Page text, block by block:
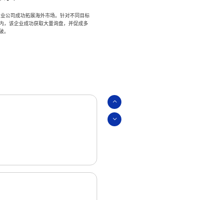
公司成功拓展海外市场。针对不同目标
，该企业成功获取大量询盘，并促成多
。